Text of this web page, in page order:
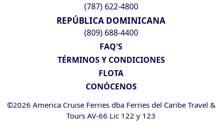
(787) 622-4800
REPÚBLICA DOMINICANA
(809) 688-4400
FAQ'S
TÉRMINOS Y CONDICIONES
FLOTA
CONÓCENOS
©2026 America Cruise Ferries dba Ferries del Caribe Travel &
Tours AV-66 Lic 122 y 123